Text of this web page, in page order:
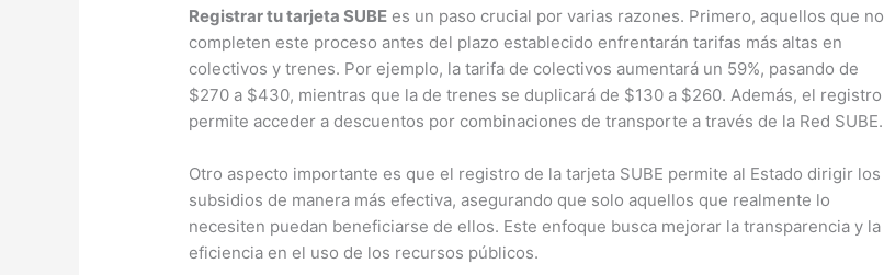
Registrar tu tarjeta SUBE es un paso crucial por varias razones. Primero, aquellos que no
completen este proceso antes del plazo establecido enfrentarán tarifas más altas en
colectivos y trenes. Por ejemplo, la tarifa de colectivos aumentará un 59%, pasando de
$270 a $430, mientras que la de trenes se duplicará de $130 a $260. Además, el registro
permite acceder a descuentos por combinaciones de transporte a través de la Red SUBE.
Otro aspecto importante es que el registro de la tarjeta SUBE permite al Estado dirigir los
subsidios de manera más efectiva, asegurando que solo aquellos que realmente lo
necesiten puedan beneficiarse de ellos. Este enfoque busca mejorar la transparencia y la
eficiencia en el uso de los recursos públicos.